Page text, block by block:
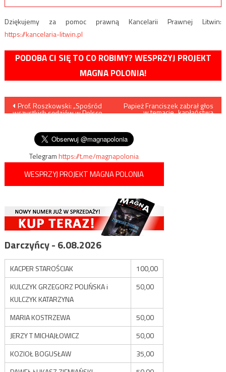
Dziękujemy za pomoc prawną Kancelarii Prawnej Litwin:
https://kancelaria-litwin.pl
PODOBA CI SIĘ TO CO ROBIMY? WESPRZYJ PROJEKT
MAGNA POLONIA!
Nawigacja
wpisu
Prof. Roszkowski: „Spośród
wszystkich sędziów w Polsce
Papież Franciszek zabrał głos
w temacie „kapłaństwa
Telegramhttps://t.me/magnapolonia
WESPRZYJ PROJEKT MAGNA POLONIA
Darczyńcy - 6.08.2026
KACPER STAROŚCIAK
100,00
KULCZYK GRZEGORZ POLIŃSKA i
KULCZYK KATARZYNA
50,00
MARIA KOSTRZEWA
50,00
JERZY T MICHAJŁOWICZ
50,00
KOZIOŁ BOGUSŁAW
35,00